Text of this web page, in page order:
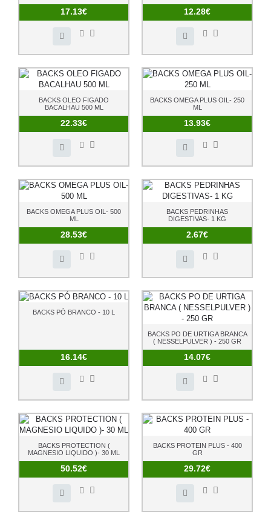
17.13€ 12.28€
BACKS OLEO FIGADO
BACALHAU 500 ML
22.33€
BACKS OMEGA PLUS OIL- 250
ML
13.93€
BACKS OMEGA PLUS OIL- 500
ML
28.53€
BACKS PEDRINHAS
DIGESTIVAS- 1 KG
2.67€
BACKS PÓ BRANCO - 10 L
16.14€
BACKS PO DE URTIGA BRANCA
( NESSELPULVER ) - 250 GR
14.07€
BACKS PROTECTION (
MAGNESIO LIQUIDO )- 30 ML
50.52€
BACKS PROTEIN PLUS - 400
GR
29.72€